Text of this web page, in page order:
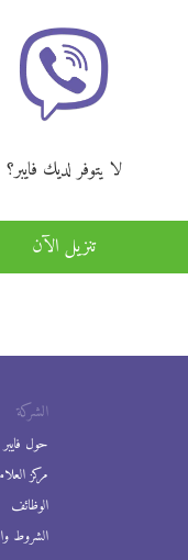
لا يتوفر لديك فايبر؟
تنزيل الآن
الشركة
حول فايبر
مركز
الوظائف
الشروط